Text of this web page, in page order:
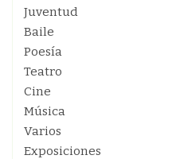
Juventud
Baile
Poesía
Teatro
Cine
Música
Varios
Exposiciones